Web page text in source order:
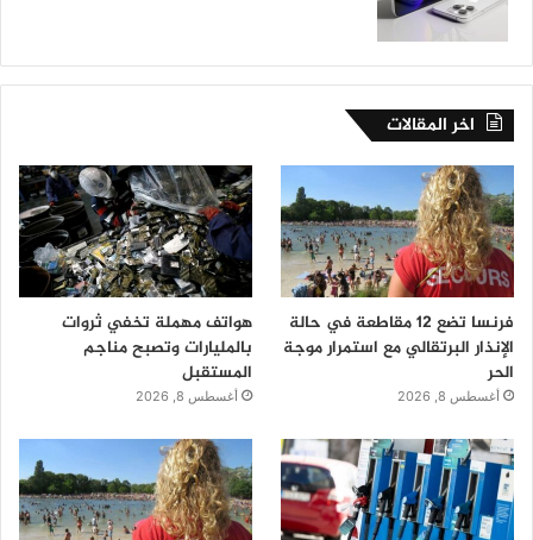
اخر المقالات
فرنسا تضع 12 مقاطعة في حالة
الإنذار البرتقالي مع استمرار موجة
الحر
أغسطس 8, 2026
هواتف مهملة تخفي ثروات
بالمليارات وتصبح مناجم
المستقبل
أغسطس 8, 2026